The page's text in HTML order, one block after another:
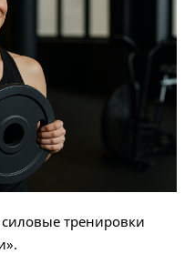
тренировки